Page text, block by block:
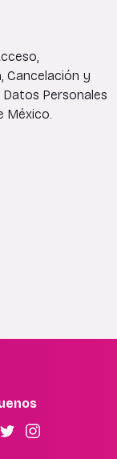
Cancelación y
Personales
México.